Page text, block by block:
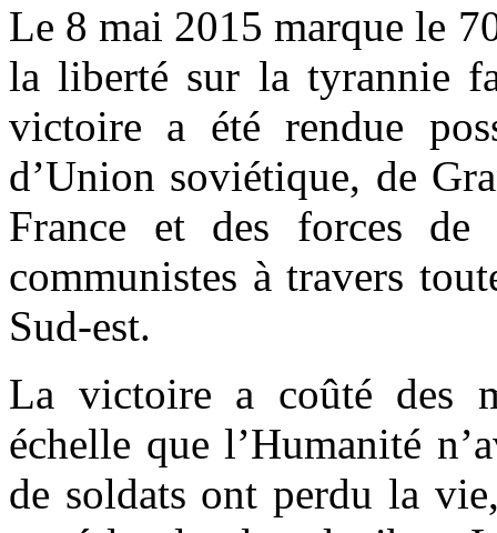
Le 8 mai 2015 marque le
la liberté sur la tyrannie
victoire a été rendue
d’Union soviétique, de
France et des forces de
communistes à travers
Sud-est.
La victoire a coûté des
échelle que l’Humanité
de soldats ont perdu la